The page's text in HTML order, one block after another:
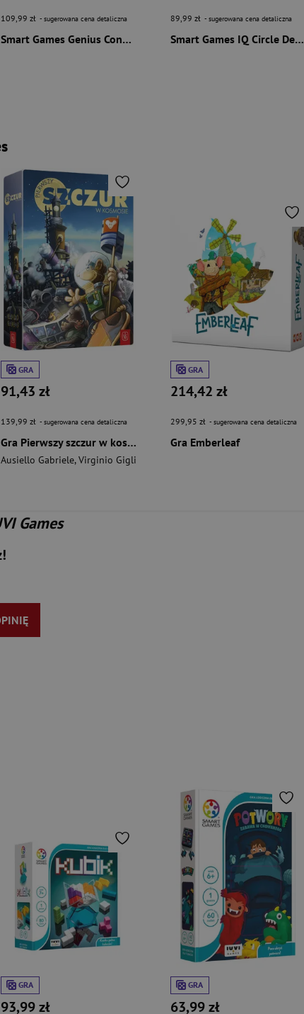
109,99 zł - sugerowana cena detaliczna
Smart Games Genius Connection (ENG) IUVI Games
89,99 zł - sugerowana cena detaliczna
Smart Games IQ Circle Deluxe (ENG) IUVI Games
GRA
91,43 zł
139,99 zł - sugerowana cena detaliczna
Gra Pierwszy szczur w kosmosie
Ausiello Gabriele,Virginio Gigli
GRA
214,42 zł
299,95 zł - sugerowana cena detaliczna
Gra Emberleaf
Games
GRA
93,99 zł
GRA
63,99 zł